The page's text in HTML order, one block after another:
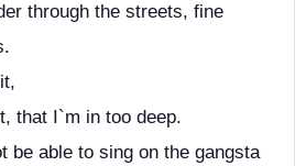
through the streets, fine
that I`m in too deep.
be able to sing on the gangsta